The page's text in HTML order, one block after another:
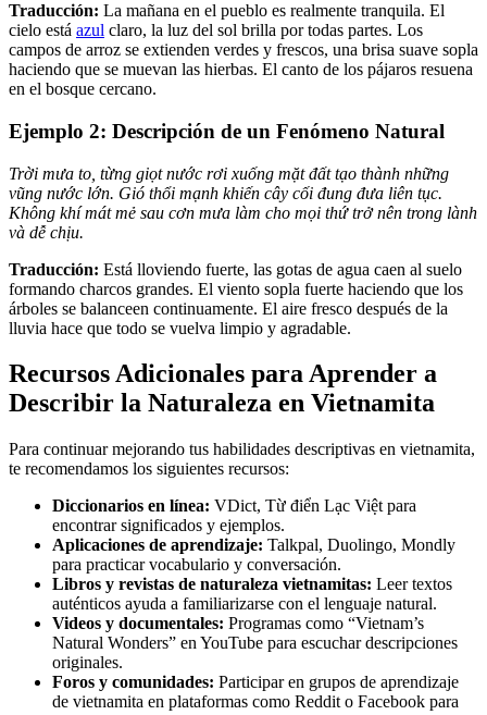
Traducción: La mañana en el pueblo es realmente tranquila. El
cielo está azul claro, la luz del sol brilla por todas partes. Los
campos de arroz se extienden verdes y frescos, una brisa suave sopla
haciendo que se muevan las hierbas. El canto de los pájaros resuena
en el bosque cercano.
Ejemplo 2: Descripción de un Fenómeno Natural
Trời mưa to, từng giọt nước rơi xuống mặt đất tạo thành những
vũng nước lớn. Gió thổi mạnh khiến cây cối đung đưa liên tục.
Không khí mát mẻ sau cơn mưa làm cho mọi thứ trở nên trong lành
và dễ chịu.
Traducción: Está lloviendo fuerte, las gotas de agua caen al suelo
formando charcos grandes. El viento sopla fuerte haciendo que los
árboles se balanceen continuamente. El aire fresco después de la
lluvia hace que todo se vuelva limpio y agradable.
Recursos Adicionales para Aprender a
Describir la Naturaleza en Vietnamita
Para continuar mejorando tus habilidades descriptivas en vietnamita,
te recomendamos los siguientes recursos:
Diccionarios en línea: VDict, Từ điển Lạc Việt para
encontrar significados y ejemplos.
Aplicaciones de aprendizaje: Talkpal, Duolingo, Mondly
para practicar vocabulario y conversación.
Libros y revistas de naturaleza vietnamitas: Leer textos
auténticos ayuda a familiarizarse con el lenguaje natural.
Videos y documentales: Programas como “Vietnam’s
Natural Wonders” en YouTube para escuchar descripciones
originales.
Foros y comunidades: Participar en grupos de aprendizaje
de vietnamita en plataformas como Reddit o Facebook para